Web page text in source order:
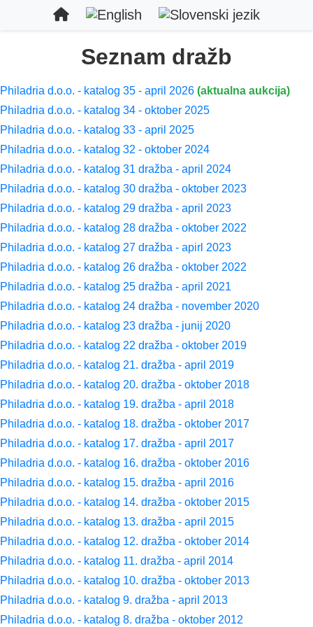
Seznam dražb
Philadria d.o.o. - katalog 35 - april 2026 (aktualna aukcija)
Philadria d.o.o. - katalog 34 - oktober 2025
Philadria d.o.o. - katalog 33 - april 2025
Philadria d.o.o. - katalog 32 - oktober 2024
Philadria d.o.o. - katalog 31 dražba - april 2024
Philadria d.o.o. - katalog 30 dražba - oktober 2023
Philadria d.o.o. - katalog 29 dražba - april 2023
Philadria d.o.o. - katalog 28 dražba - oktober 2022
Philadria d.o.o. - katalog 27 dražba - apirl 2023
Philadria d.o.o. - katalog 26 dražba - oktober 2022
Philadria d.o.o. - katalog 25 dražba - april 2021
Philadria d.o.o. - katalog 24 dražba - november 2020
Philadria d.o.o. - katalog 23 dražba - junij 2020
Philadria d.o.o. - katalog 22 dražba - oktober 2019
Philadria d.o.o. - katalog 21. dražba - april 2019
Philadria d.o.o. - katalog 20. dražba - oktober 2018
Philadria d.o.o. - katalog 19. dražba - april 2018
Philadria d.o.o. - katalog 18. dražba - oktober 2017
Philadria d.o.o. - katalog 17. dražba - april 2017
Philadria d.o.o. - katalog 16. dražba - oktober 2016
Philadria d.o.o. - katalog 15. dražba - april 2016
Philadria d.o.o. - katalog 14. dražba - oktober 2015
Philadria d.o.o. - katalog 13. dražba - april 2015
Philadria d.o.o. - katalog 12. dražba - oktober 2014
Philadria d.o.o. - katalog 11. dražba - april 2014
Philadria d.o.o. - katalog 10. dražba - oktober 2013
Philadria d.o.o. - katalog 9. dražba - april 2013
Philadria d.o.o. - katalog 8. dražba - oktober 2012